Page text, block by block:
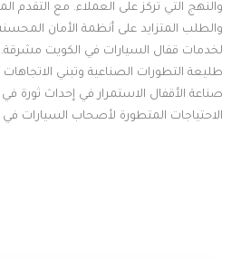
والنهج التي تركز على العملاء. مع التقدم
والطلب المتزايد على أنظمة الأمان
لخدمات قفال السيارات في الكويت مشرقة.
طليعة التطورات الصناعية وتبني
صناعة الأقفال الاستمرار في إحداث ثورة
الاحتياجات المتطورة لأصحاب السيارات في